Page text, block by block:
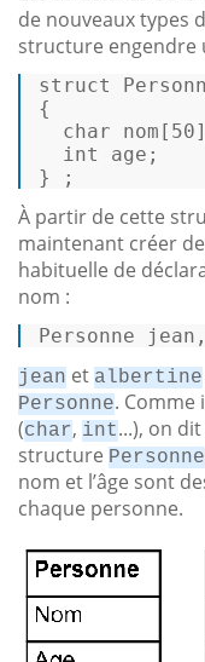
de nouveaux types
structure engendre
struct
{
char nom[ 50
int
age;
} ;
À partir de cette
maintenant créer
habituelle de
nom :
Personne
jean et albertine
Personne. Comme
(char, int...), on dit
structure Personne
nom et l’âge sont
chaque personne.